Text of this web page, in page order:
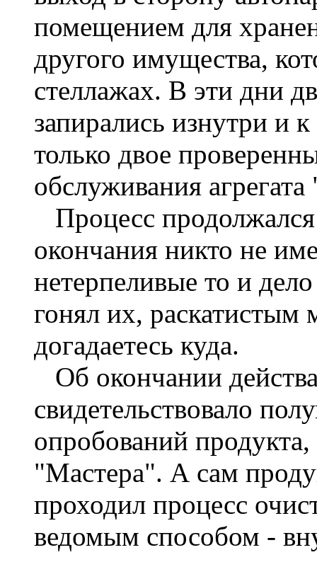
помещением для
другого имущества,
стеллажах. В эти дни
запирались изнутри и
только двое
обслуживания
Процесс продолжался
окончания никто не
нетерпеливые то и
гонял их, раскатистым
догадаетесь куда.
Об окончании
свидетельствовало
опробований продукта,
"Мастера". А сам
проходил процесс
ведомым способом -